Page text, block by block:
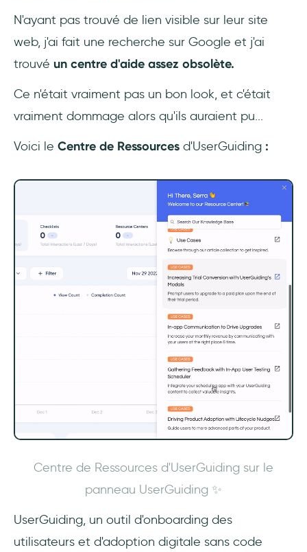
N'ayant pas trouvé de lien visible sur leur site
web, j'ai fait une recherche sur Google et j'ai
trouvé un centre d'aide assez obsolète.
Ce n'était vraiment pas un bon look, et c'était
vraiment dommage alors qu'ils auraient pu...
Voici le Centre de Ressources d'UserGuiding :
Centre de Ressources d'UserGuiding sur le
panneau UserGuiding ✨
UserGuiding, un outil d'onboarding des
utilisateurs et d'adoption digitale sans code